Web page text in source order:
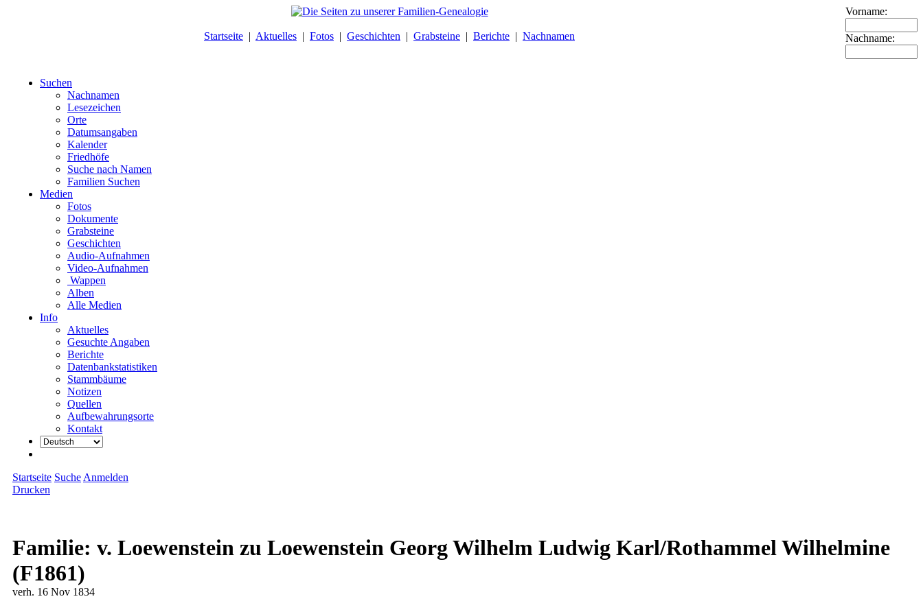
Startseite | Aktuelles | Fotos | Geschichten | Grabsteine | Berichte | Nachnamen
Vorname:
Nachname:
Suchen
Nachnamen
Lesezeichen
Orte
Datumsangaben
Kalender
Friedhöfe
Suche nach Namen
Familien Suchen
Medien
Fotos
Dokumente
Grabsteine
Geschichten
Audio-Aufnahmen
Video-Aufnahmen
Wappen
Alben
Alle Medien
Info
Aktuelles
Gesuchte Angaben
Berichte
Datenbankstatistiken
Stammbäume
Notizen
Quellen
Aufbewahrungsorte
Kontakt
Startseite Suche Anmelden
Drucken
Familie: v. Loewenstein zu Loewenstein Georg Wilhelm Ludwig Karl/Rothammel Wilhelmine
(F1861)
verh. 16 Nov 1834